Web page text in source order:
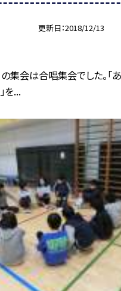
更新日 2018/12/13
集会は合唱集会でした。「
を...